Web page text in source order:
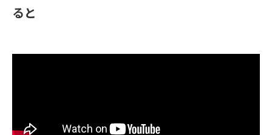
ると